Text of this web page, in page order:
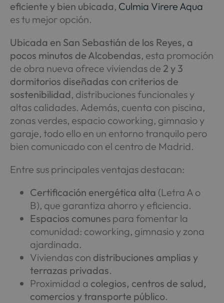
eficiente y bien ubicada, Culmia Virere Aqua
es tu mejor opción.
Ubicada en San Sebastián de los Reyes, a
pocos minutos de Alcobendas, esta promoción
de obra nueva ofrece viviendas de 2 y 3
dormitorios diseñadas con criterios de
sostenibilidad, distribuciones funcionales y
altas calidades. Además, cuenta con piscina,
zonas verdes, espacio coworking, gimnasio y
garaje, todo ello en un entorno tranquilo pero
bien comunicado con el centro de Madrid.
Entre sus principales ventajas destacan:
Certificación energética alta (Letra A o
B), que garantiza ahorro y eficiencia.
Espacios comunes para fomentar la
comunidad: coworking, gimnasio y zona
ajardinada.
Viviendas con distribuciones amplias y
terrazas privadas.
Proximidad a colegios, centros de salud,
comercios y transporte público.